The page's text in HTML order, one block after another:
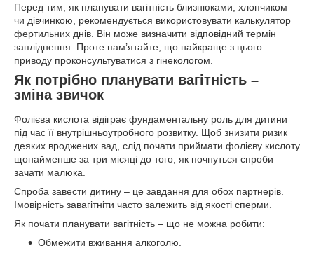
Перед тим, як планувати вагітність близнюками, хлопчиком
чи дівчинкою, рекомендується використовувати калькулятор
фертильних днів. Він може визначити відповідний термін
запліднення. Проте пам’ятайте, що найкраще з цього
приводу проконсультуватися з гінекологом.
Як потрібно планувати вагітність –
зміна звичок
Фолієва кислота відіграє фундаментальну роль для дитини
під час її внутрішньоутробного розвитку. Щоб знизити ризик
деяких вроджених вад, слід почати приймати фолієву кислоту
щонайменше за три місяці до того, як почнуться спроби
зачати малюка.
Спроба завести дитину – це завдання для обох партнерів.
Імовірність завагітніти часто залежить від якості сперми.
Як почати планувати вагітність – що не можна робити:
Обмежити вживання алкоголю.